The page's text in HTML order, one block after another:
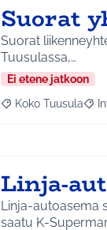
Suorat
Suorat
Tuusulassa,…
Ei etene jatkoon
Rajaa tulokset
Koko Tuusula
Linja-
Linja-autoasema
saatu K-